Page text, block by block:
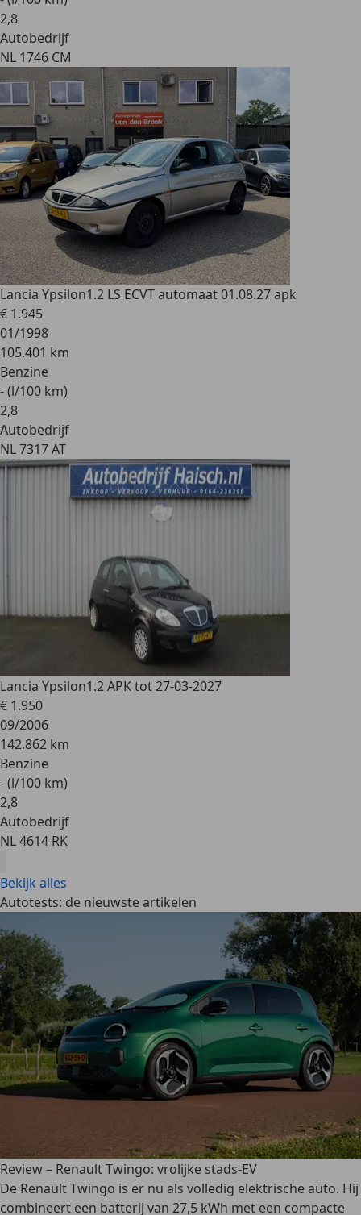
2,8
Autobedrijf
NL 1746 CM
Lancia Ypsilon1.2 LS ECVT automaat 01.08.27 apk
€ 1.945
01/1998
105.401 km
Benzine
- (l/100 km)
2,8
Autobedrijf
NL 7317 AT
Lancia Ypsilon1.2 APK tot 27-03-2027
€ 1.950
09/2006
142.862 km
Benzine
- (l/100 km)
2,8
Autobedrijf
NL 4614 RK
Bekijk alles
Autotests: de nieuwste artikelen
Review – Renault Twingo: vrolijke stads-EV
De Renault Twingo is er nu als volledig elektrische auto. Hij
combineert een batterij van 27,5 kWh met een compacte